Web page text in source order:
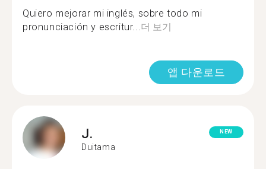
Quiero mejorar mi inglés, sobre todo mi
pronunciación y escritur...더 보기
앱 다운로드
J.
Duitama
NEW